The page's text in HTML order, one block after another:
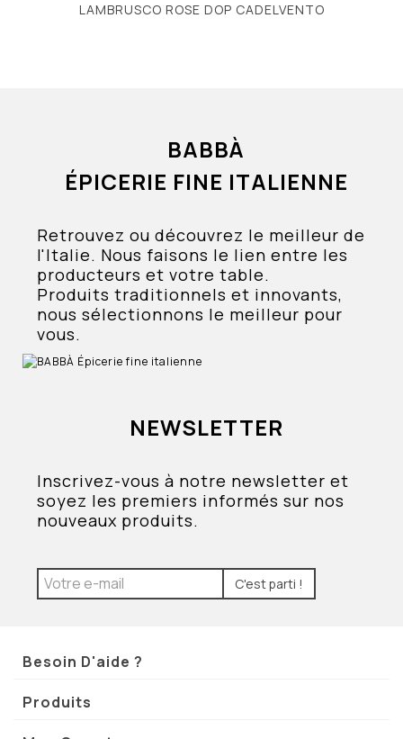
LAMBRUSCO ROSE DOP CADELVENTO
BABBÀ
ÉPICERIE FINE ITALIENNE
Retrouvez ou découvrez le meilleur de
l'Italie. Nous faisons le lien entre les
producteurs et votre table.
Produits traditionnels et innovants,
nous sélectionnons le meilleur pour
vous.
NEWSLETTER
Inscrivez-vous à notre newsletter et
soyez les premiers informés sur nos
nouveaux produits.
C'est parti !
Besoin D'aide ?
Produits